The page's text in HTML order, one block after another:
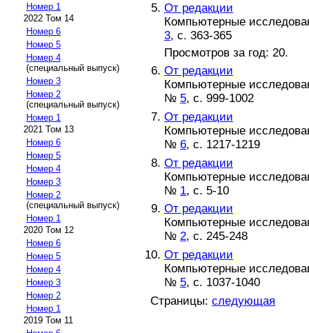
Номер 1
2022 Том 14
Номер 6
Номер 5
Номер 4
(специальный выпуск)
Номер 3
Номер 2
(специальный выпуск)
Номер 1
2021 Том 13
Номер 6
Номер 5
Номер 4
Номер 3
Номер 2
(специальный выпуск)
Номер 1
2020 Том 12
Номер 6
Номер 5
Номер 4
Номер 3
Номер 2
Номер 1
2019 Том 11
От редакции
Компьютерные
3, с. 363-365
Просмотров за год: 20.
От редакции
Компьютерные
№ 5, с. 999-1002
От редакции
Компьютерные
№ 6, с. 1217-1219
От редакции
Компьютерные
№ 1, с. 5-10
От редакции
Компьютерные
№ 2, с. 245-248
От редакции
Компьютерные
№ 5, с. 1037-1040
Страницы: следующая